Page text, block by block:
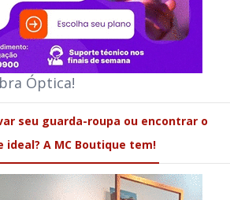
Óptica!
seu guarda-roupa ou encontrar o
ideal? A MC Boutique tem!